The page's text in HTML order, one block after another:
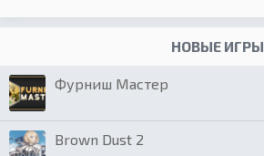
НОВЫЕ ИГРЫ
Фурниш Мастер
Brown Dust 2